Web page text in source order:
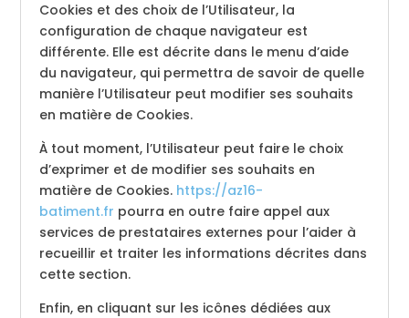
Cookies et des choix de l’Utilisateur, la
configuration de chaque navigateur est
différente. Elle est décrite dans le menu d’aide
du navigateur, qui permettra de savoir de quelle
manière l’Utilisateur peut modifier ses souhaits
en matière de Cookies.
À tout moment, l’Utilisateur peut faire le choix
d’exprimer et de modifier ses souhaits en
matière de Cookies. https://az16-
batiment.fr pourra en outre faire appel aux
services de prestataires externes pour l’aider à
recueillir et traiter les informations décrites dans
cette section.
Enfin, en cliquant sur les icônes dédiées aux